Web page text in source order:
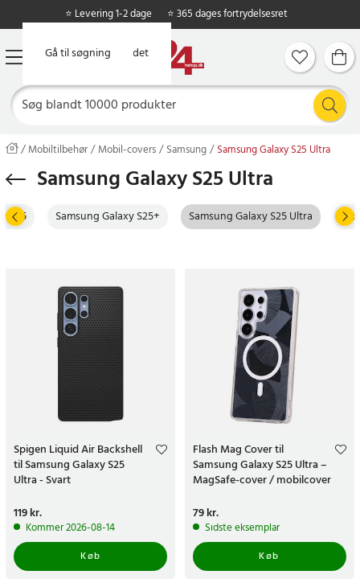
Gå til hovedindholdet
Gå til søgning
⭐ Levering 1-2 dage ⭐ 365 dages fortrydelsesret
Mobiltilbehør Mobil-covers Samsung Samsung Galaxy S25 Ultra
Samsung Galaxy S25 Ultra
S25 Samsung Galaxy S25+ Samsung Galaxy S25 Ultra
Spigen Liquid Air Backshell
til Samsung Galaxy S25
Ultra - Svart
Pris:119 kr.
119 kr.
Kommer 2026-08-14
Køb
Flash Mag Cover til
Samsung Galaxy S25 Ultra –
MagSafe-cover / mobilcover
Pris:79 kr.
79 kr.
Sidste eksemplar
Køb